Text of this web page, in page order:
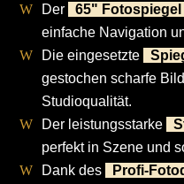
Der 65"
einfache Navigation
Die eingesetzte
gestochen scharfe
Studioqualität.
Der leistungsstarke
perfekt in Szene und
Dank des
Profi-